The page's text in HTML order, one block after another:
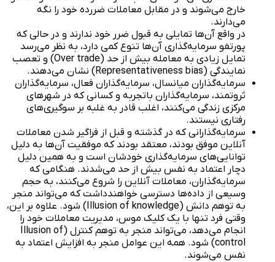
خارج می‌شوند و در مقابل معاملات ضررده خود را نگه
می‌دارند.
در واقع آن‌ها تمایلی به قبول ضرر خود ندارند و در حالی که
پورتفو سرمایه‌گذاری آن‌ها تنوع کمی دارد، به نظر می‌رسد
تمایل زیادی به معامله بیش از حد (Over trade) و تعصب
نمایندگی (Representativeness bias) نشان می‌دهند.
سرمایه‌گذاران میانسال، سرمایه‌گذاران فعال، سرمایه‌گذاران
ثروتمند، سرمایه‌گذاران باتجربه و کسانی که در شهرهای
مرکزی زندگی می‌کنند، اغلب قادر به غلبه بر سوگیری‌های
رفتاری نیستند.
سرمایه‌گذارانی که در گذشته و قبل از فراگیر شدن معاملات
آنلاین موفق بودند، معتقد بودند که موفقیت آن‌ها به دلیل
توانایی‌های سرمایه‌گذاری خودشان است و به همین دلیل
دچار اعتماد به نفس بیش از حد می‌شدند. هنگامی که
سرمایه‌گذاران، معاملات آنلاین را شروع می‌کنند، به حجم
وسیعی از داده‌ها دسترسی خواهندداشت که می‌تواند منجر
به توهم دانش (Illusion of knowledge) شود. علاوه بر این،
وقتی فرد تنها با یک کلیک موس، مدیریت معاملات خود را
انجام می‌دهد، می‌تواند منجر به توهم کنترل (Illusion of
control) شود. همه این عوامل منجر به افزایش اعتماد به
نفس می‌شوند.